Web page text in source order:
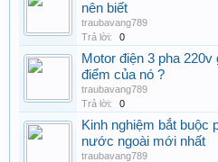
nên biết
traubavang789
Trả lời:
0
Motor điện 3 pha
điểm của nó ?
traubavang789
Trả lời:
0
Kinh nghiệm bắt buộc
nước ngoài mới nhất
traubavang789